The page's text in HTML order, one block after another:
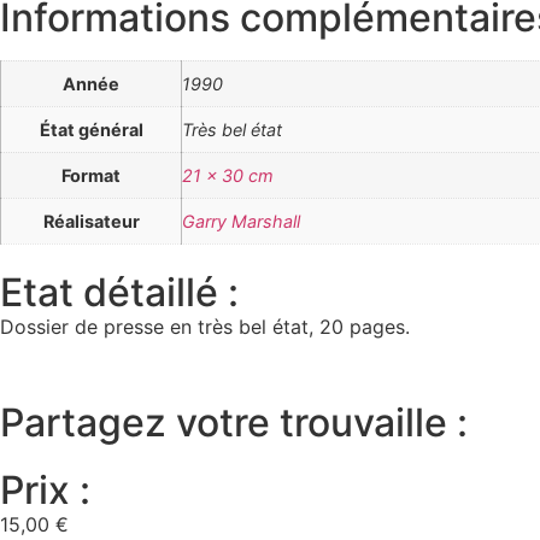
Informations
Année 1990
État général Très bel état
Format 21 x 30 cm
Réalisateur Garry Marshall
Etat détaillé :
Dossier de presse en très bel état, 20 pages.
Partagez votre trouvaille :
Prix :
15,00 €